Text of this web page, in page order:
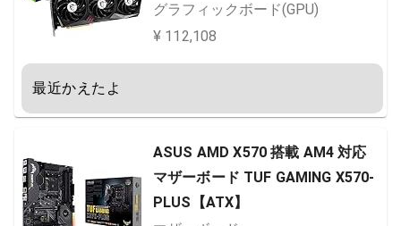
グラフィックボード(GPU)
¥ 112,108
最近かえたよ
ASUS AMD X570 搭載 AM4 対応
マザーボード TUF GAMING X570-
PLUS【ATX】